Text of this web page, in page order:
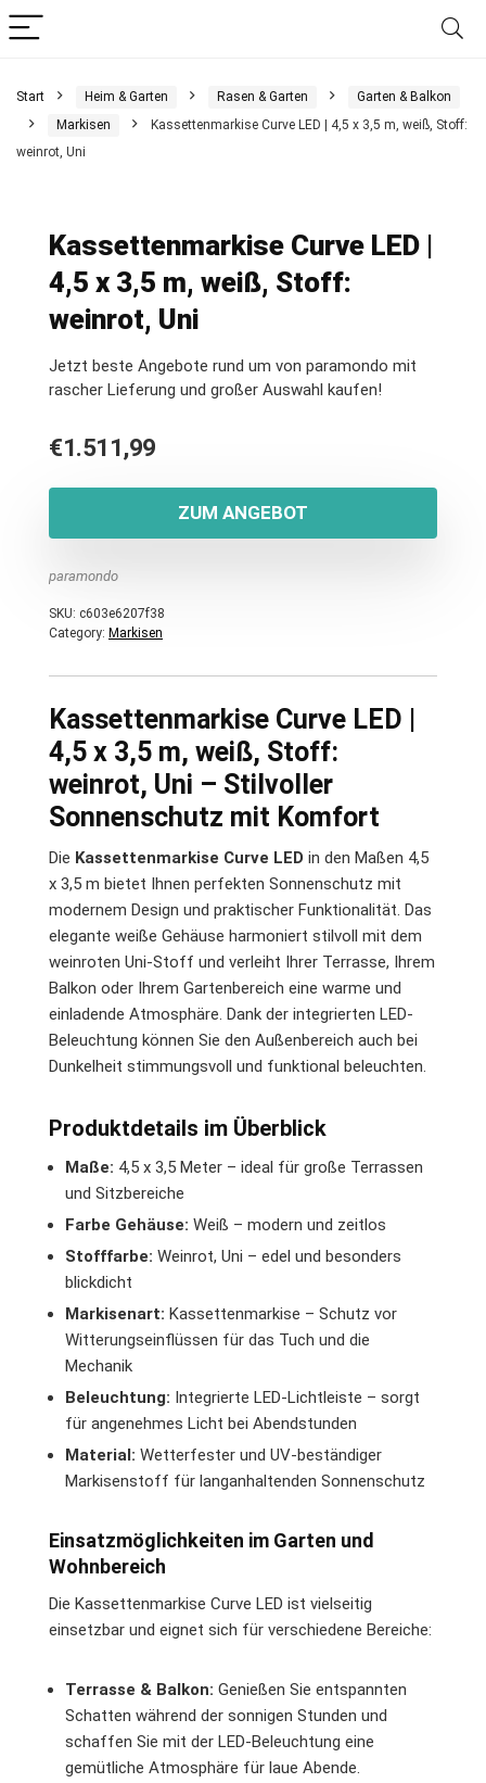
Start Heim & Garten Rasen & Garten
Garten & Balkon
Markisen
Kassettenmarkise Curve LED | 4,5 x 3,5 m, weiß, Stoff:
weinrot, Uni
Kassettenmarkise Curve LED |
4,5 x 3,5 m, weiß, Stoff:
weinrot, Uni
Jetzt beste Angebote rund um von paramondo mit
rascher Lieferung und großer Auswahl kaufen!
€1.511,99
ZUM ANGEBOT
paramondo
SKU: c603e6207f38
Category: Markisen
Kassettenmarkise Curve LED |
4,5 x 3,5 m, weiß, Stoff:
weinrot, Uni – Stilvoller
Sonnenschutz mit Komfort
Die Kassettenmarkise Curve LED in den Maßen 4,5
x 3,5 m bietet Ihnen perfekten Sonnenschutz mit
modernem Design und praktischer Funktionalität. Das
elegante weiße Gehäuse harmoniert stilvoll mit dem
weinroten Uni-Stoff und verleiht Ihrer Terrasse, Ihrem
Balkon oder Ihrem Gartenbereich eine warme und
einladende Atmosphäre. Dank der integrierten LED-
Beleuchtung können Sie den Außenbereich auch bei
Dunkelheit stimmungsvoll und funktional beleuchten.
Produktdetails im Überblick
Maße: 4,5 x 3,5 Meter – ideal für große Terrassen
und Sitzbereiche
Farbe Gehäuse: Weiß – modern und zeitlos
Stofffarbe: Weinrot, Uni – edel und besonders
blickdicht
Markisenart: Kassettenmarkise – Schutz vor
Witterungseinflüssen für das Tuch und die
Mechanik
Beleuchtung: Integrierte LED-Lichtleiste – sorgt
für angenehmes Licht bei Abendstunden
Material: Wetterfester und UV-beständiger
Markisenstoff für langanhaltenden Sonnenschutz
Einsatzmöglichkeiten im Garten und
Wohnbereich
Die Kassettenmarkise Curve LED ist vielseitig
einsetzbar und eignet sich für verschiedene Bereiche:
Terrasse & Balkon: Genießen Sie entspannten
Schatten während der sonnigen Stunden und
schaffen Sie mit der LED-Beleuchtung eine
gemütliche Atmosphäre für laue Abende.